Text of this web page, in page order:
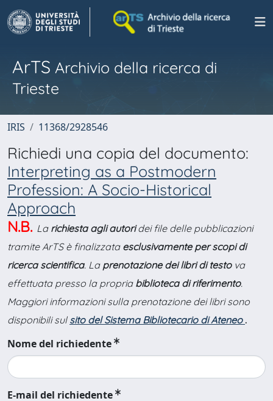
ArTS Archivio della ricerca di
Trieste
IRIS 11368/2928546
Richiedi una copia del documento:
Interpreting as a Postmodern
Profession: A Socio-Historical
Approach
N.B. La richiesta agli autoridei file delle pubblicazioni
tramite ArTS è finalizzata esclusivamente per scopi di
ricerca scientifica. La prenotazione dei libri di testova
effettuata presso la propria biblioteca di riferimento.
Maggiori informazioni sulla prenotazione dei libri sono
disponibili sul sito del Sistema Bibliotecario di Ateneo .
Nome del richiedente
E-mail del richiedente